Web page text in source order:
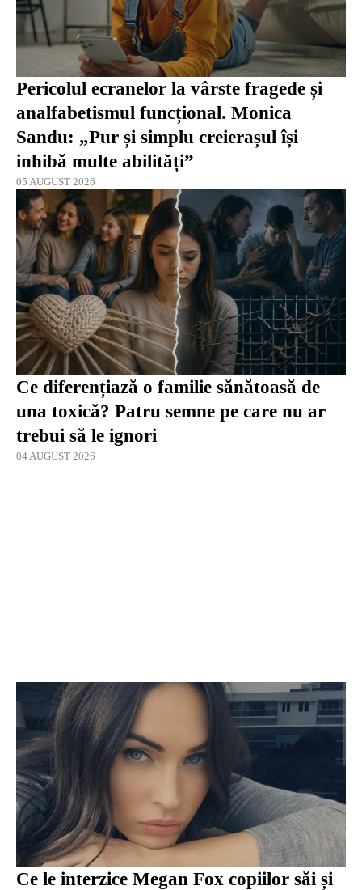
Pericolul ecranelor la vârste fragede și
analfabetismul funcțional. Monica
Sandu: „Pur și simplu creierașul își
inhibă multe abilități”
05 AUGUST 2026
Ce diferențiază o familie sănătoasă de
una toxică? Patru semne pe care nu ar
trebui să le ignori
04 AUGUST 2026
Ce le interzice Megan Fox copiilor săi și